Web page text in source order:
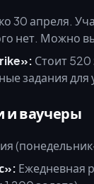
30 апреля.
нет. Можно
Стоит
задания для
и ваучеры
Ежедневная